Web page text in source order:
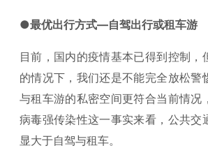
●最优出行方式—自驾出行或租车游
目前，国内的疫情基本已得到控制，
的情况下，我们还是不能完全放松警
与租车游的私密空间更符合当前情况
病毒强传染性这一事实来看，公共交
显大于自驾与租车。